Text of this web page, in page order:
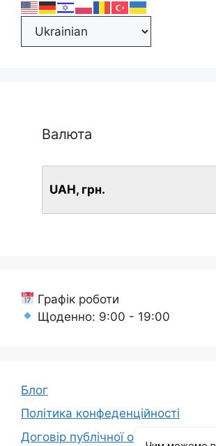
Валюта
UAH, грн.
Графік роботи
Щоденно: 9:00 - 19:00
Блог
Політика конфеденційності
Договір публічної оферти